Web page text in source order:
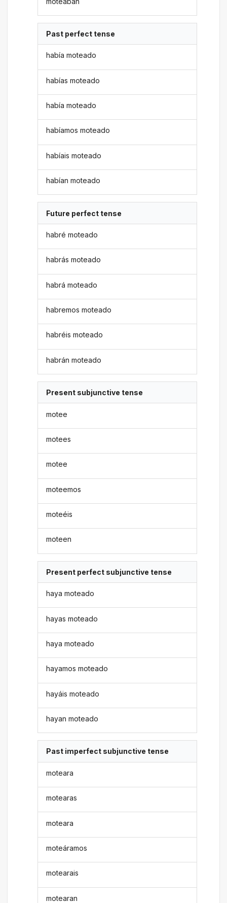
Past perfect tense
había moteado
habías moteado
había moteado
habíamos moteado
habíais moteado
habían moteado
Future perfect tense
habré moteado
habrás moteado
habrá moteado
habremos moteado
habréis moteado
habrán moteado
Present subjunctive tense
motee
motees
motee
moteemos
moteéis
moteen
Present perfect subjunctive tense
haya moteado
hayas moteado
haya moteado
hayamos moteado
hayáis moteado
hayan moteado
Past imperfect subjunctive tense
moteara
motearas
moteara
moteáramos
motearais
motearan